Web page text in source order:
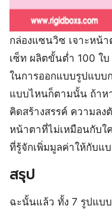
กล่องแซนวิซ เจาะหน้
เซ็ท ผลิตขั้นต่ำ 100 ใบ
ในการออกแบบรูปแบบ
แบบไหนก็ตามนั้น ถ้าห
คิดสร้างสรรค์ ความล
หน้าตาที่ไม่เหมือนกับใ
ที่รู้จักเพิ่มมูลค่าให้กับแ
สรุป
ฉะนั้นแล้ว ทั้ง 7 รูปแบ